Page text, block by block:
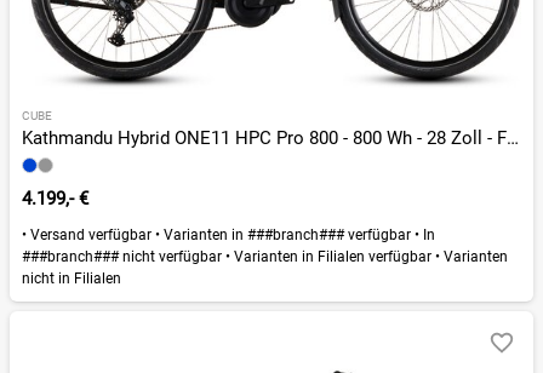
CUBE
Kathmandu Hybrid ONE11 HPC Pro 800 - 800 Wh - 28 Zoll - Fully - 2026
4.199,- €
• Versand verfügbar • Varianten in ###branch### verfügbar • In
###branch### nicht verfügbar • Varianten in Filialen verfügbar • Varianten
nicht in Filialen